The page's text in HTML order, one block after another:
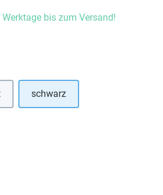
bis zum Versand!
schwarz